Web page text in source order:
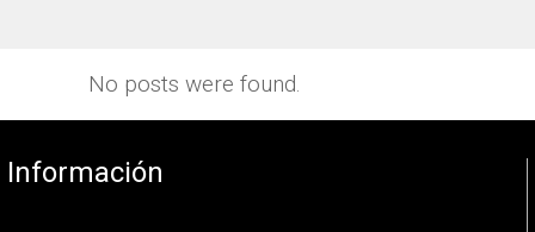
No posts were found.
Información